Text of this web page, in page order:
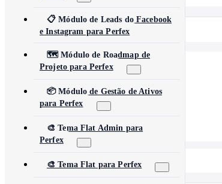
Rise CRM
🧩Modules
⚙️Automation & API
Security and third-party tools
📂 View All 5 Plugins →
📋 Módulo de Leads do Facebook
e Instagram para Perfex
🗺️ Módulo de Roadmap de
Projeto para Perfex
📦 Módulo de Gestão de Ativos
para Perfex
🎨 Tema Flat Admin para
Perfex
🎨 Tema Flat para Perfex